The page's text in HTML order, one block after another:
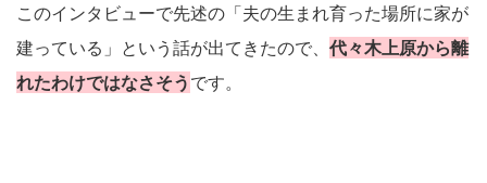
このインタビューで先述の「夫の生まれ育った場所に家が
建っている」という話が出てきたので、 代々木上原から離
れたわけではなさそう です。